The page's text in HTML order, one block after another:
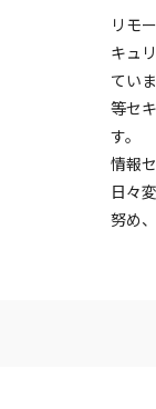
リモ
キュ
てい
等セ
す。
情報
日々
努め